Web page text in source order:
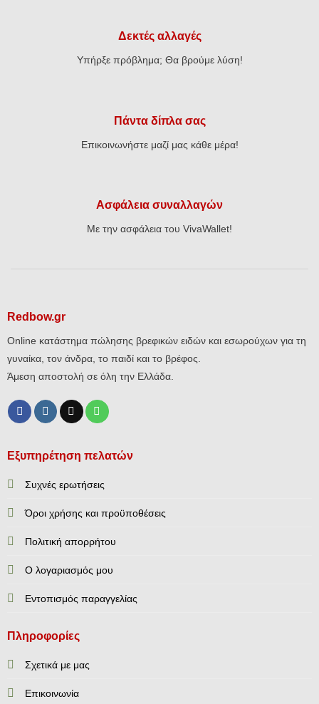
Δεκτές αλλαγές
Υπήρξε πρόβλημα; Θα βρούμε λύση!
Πάντα δίπλα σας
Επικοινωνήστε μαζί μας κάθε μέρα!
Ασφάλεια συναλλαγών
Με την ασφάλεια του VivaWallet!
Redbow.gr
Online κατάστημα πώλησης βρεφικών ειδών και εσωρούχων για τη
γυναίκα, τον άνδρα, το παιδί και το βρέφος.
Άμεση αποστολή σε όλη την Ελλάδα.
Εξυπηρέτηση πελατών
Συχνές ερωτήσεις
Όροι χρήσης και προϋποθέσεις
Πολιτική απορρήτου
Ο λογαριασμός μου
Εντοπισμός παραγγελίας
Πληροφορίες
Σχετικά με μας
Επικοινωνία